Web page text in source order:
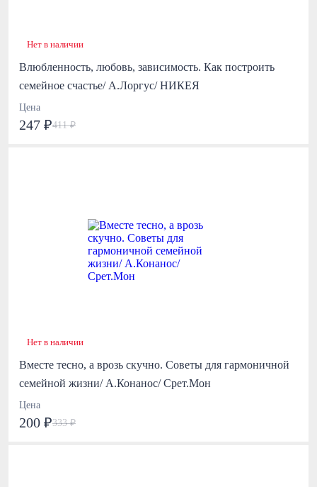
Нет в наличии
Влюбленность, любовь, зависимость. Как построить
семейное счастье/ А.Лоргус/ НИКЕЯ
Цена
247 ₽411 ₽
Нет в наличии
Вместе тесно, а врозь скучно. Советы для гармоничной
семейной жизни/ А.Конанос/ Срет.Мон
Цена
200 ₽333 ₽